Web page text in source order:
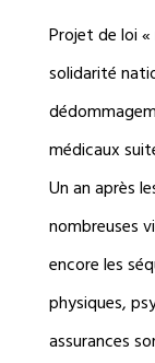
Projet de loi
solidarité
médicaux
Un an après
nombreuses
encore les
physiques,
assurances